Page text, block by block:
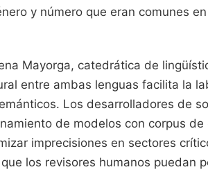
y número que eran comunes
Mayorga, catedrática de
entre ambas lenguas facilita la
Los desarrolladores de
de modelos con corpus
imprecisiones en sectores
los revisores humanos puedan